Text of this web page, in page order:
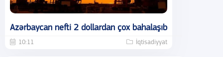
Azərbaycan nefti 2 dollardan çox bahalaşıb
10:11 İqtisadiyyat